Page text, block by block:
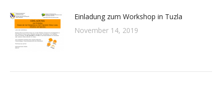
Einladung zum Workshop in Tuzla
November 14, 2019